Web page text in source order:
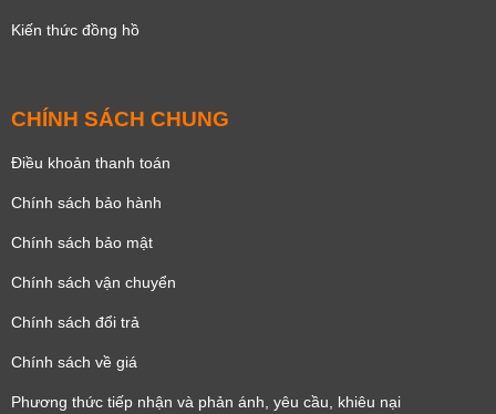
Kiến thức đồng hồ
CHÍNH SÁCH CHUNG
Điều khoản thanh toán
Chính sách bảo hành
Chính sách bảo mật
Chính sách vận chuyển
Chính sách đổi trả
Chính sách về giá
Phương thức tiếp nhận và phản ánh, yêu cầu, khiêu nại